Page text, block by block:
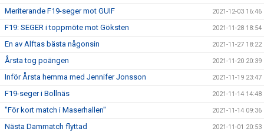
Meriterande F19-seger mot GUIF 2021-12-03 16:46
F19: SEGER i toppmöte mot Göksten 2021-11-28 18:54
En av Alftas bästa någonsin 2021-11-27 18:22
Årsta tog poängen 2021-11-20 20:39
Inför Årsta hemma med Jennifer Jonsson 2021-11-19 23:47
F19-seger i Bollnäs 2021-11-14 14:48
"För kort match i Maserhallen" 2021-11-14 09:36
Nästa Dammatch flyttad 2021-11-01 20:53